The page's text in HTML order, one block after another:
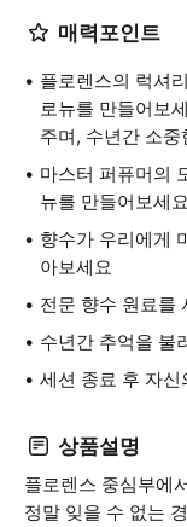
매력포인트
플로렌스의 럭셔
로뉴를 만들어보
주며, 수년간 소
마스터 퍼퓨머의
뉴를 만들어보세요
향수가 우리에게
아보세요
전문 향수 원료를
수년간 추억을 불
세션 종료 후 자
상품설명
플로렌스 중심부에
정말 잊을 수 없는